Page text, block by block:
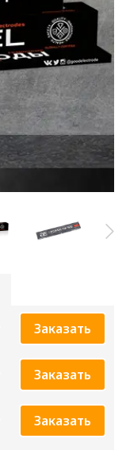
Заказать
Заказать
Заказать